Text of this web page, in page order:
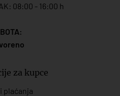
08:00 - 16:00 h
za kupce
plaćanja